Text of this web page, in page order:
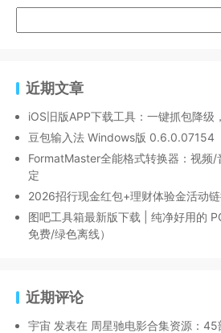
近期文章
iOS旧版APP下载工具：一键抓包降级
豆包输入法 Windows版 0.6.0.07154
FormatMaster全能格式转换器：视频
定
2026招行现金红包+理财体验金活动链
图吧工具箱最新版下载 | 纯净好用的
免费/绿色离线）
近期评论
宇宙 发表在 周星驰电影合集资源：